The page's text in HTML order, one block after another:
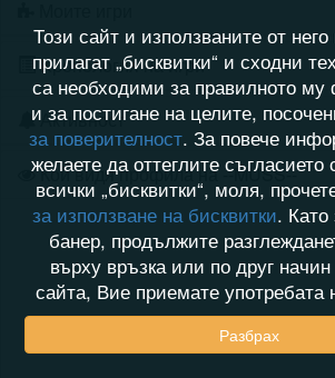
Хронология на игри
Активност
Кой видя профила на --MUSS--
Този сайт и използваните от
прилагат „бисквитки“ и сходни
са необходими за правилното му
и за постигане на целите,
за поверителност. За повече
желаете да оттеглите съгласието
всички „бисквитки“, моля,
за използване на бисквитки. Като
банер, продължите
върху връзка или по друг
сайта, Вие приемате употребата
Разбрах